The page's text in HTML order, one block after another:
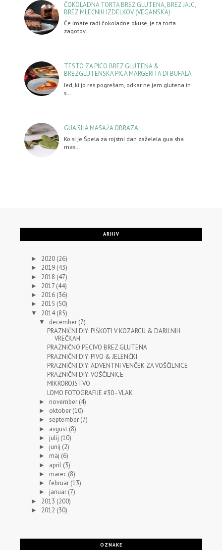
ČOKOLADNA TORTA BREZ GLUTENA, BREZ JAJC,
BREZ MLEČNIH IZDELKOV (VEGANSKA)
Če imate radi čokoladne okuse, je ta torta
zagotov…
TESTO ZA PICO BREZ GLUTENA &
BREZGLUTENSKA PICA MARGERITA DI BUFALA
Jed, ki jo res pogrešam, odkar ne jem glutena in
s…
GUA SHA MASAŽA OBRAZA
Ko si je Špela za rojstni dan zaželela gua sha
mas…
ARHIV
► 2020 (26)
► 2019 (43)
► 2018 (47)
► 2017 (44)
► 2016 (36)
► 2015 (50)
▼ 2014(85)
▼ december (7)
PRAZNIČNI DIY: PIŠKOTI V KOZARCU & DARILNIH
VREČKAH
PRAZNIČNO PECIVO BREZ GLUTENA
PRAZNIČNI DIY: PIVO & JELENČKI
PRAZNIČNI DIY: ADVENTNI VENČEK ZA VOŠČILNICE
PRAZNIČNI DIY: VOŠČILNICE
MIKROROJSTVO
LOMO FOTOGRAFIJE #30 - VLAK
► november (4)
► oktober (10)
►september (7)
► avgust (8)
► julij (10)
► junij (2)
► maj (6)
► april (3)
► marec (8)
►februar (13)
► januar (7)
► 2013 (200)
► 2012 (30)
OZNAKE